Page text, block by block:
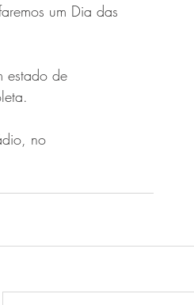
um Dia das
estado de
no